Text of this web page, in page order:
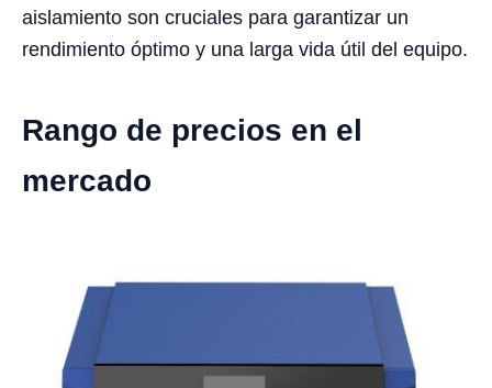
aislamiento son cruciales para garantizar un
rendimiento óptimo y una larga vida útil del equipo.
Rango de precios en el
mercado